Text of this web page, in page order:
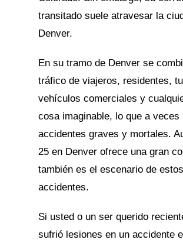
transitado suele atravesar la
Denver.
En su tramo de Denver se
tráfico de viajeros, residentes,
vehículos comerciales y
cosa imaginable, lo que a veces
accidentes graves y mortales.
25 en Denver ofrece una gran
también es el escenario de estos
accidentes.
Si usted o un ser querido
sufrió lesiones en un accidente